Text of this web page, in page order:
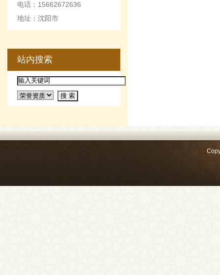
电话：15662672636
地址：沈阳市
站内搜索